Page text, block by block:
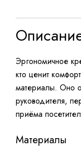
Эргономичное
кто ценит
материалы. Оно
руководителя,
приёма
Материалы